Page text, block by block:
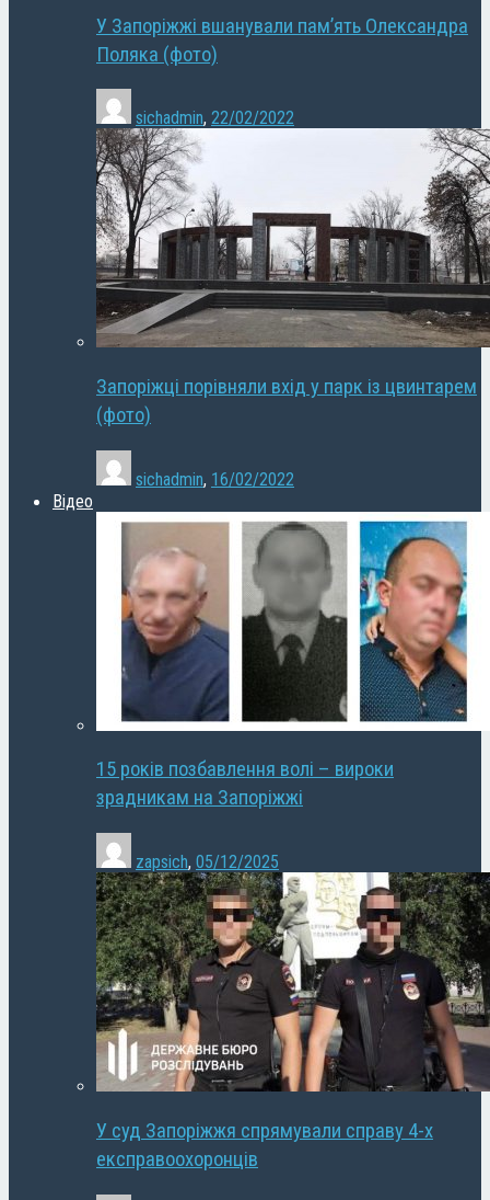
У Запоріжжі вшанували пам’ять Олександра
Поляка (фото)
sichadmin, 22/02/2022
Запоріжці порівняли вхід у парк із цвинтарем
(фото)
sichadmin, 16/02/2022
Відео
15 років позбавлення волі – вироки
зрадникам на Запоріжжі
zapsich, 05/12/2025
У суд Запоріжжя спрямували справу 4-х
експравоохоронців